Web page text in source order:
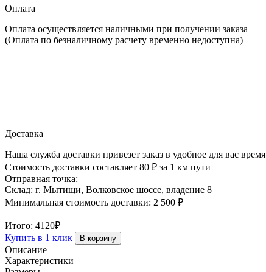
20
пог.
Оплата
Оплата осуществляется наличными при получении заказа
(Оплата по безналичному расчету временно недоступна)
Доставка
Наша служба доставки привезет заказ в удобное для вас время
Стоимость доставки составляет 80 ₽ за 1 км пути
Отправная точка:
Склад: г. Мытищи, Волковское шоссе, владение 8
Минимальная стоимость доставки: 2 500 ₽
Итого: 4120₽
Купить в 1 клик
В корзину
Описание
Характеристики